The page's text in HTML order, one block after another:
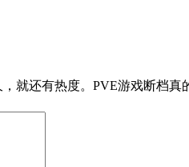
就还有热度。PVE游戏断档真